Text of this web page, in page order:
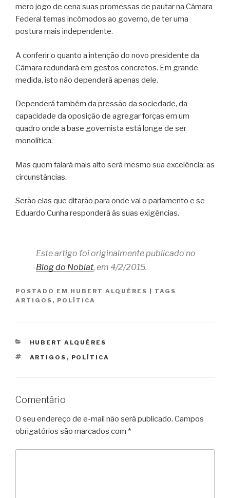
mero jogo de cena suas promessas de pautar na Câmara
Federal temas incômodos ao governo, de ter uma
postura mais independente.
A conferir o quanto a intenção do novo presidente da
Câmara redundará em gestos concretos. Em grande
medida, isto não dependerá apenas dele.
Dependerá também da pressão da sociedade, da
capacidade da oposição de agregar forças em um
quadro onde a base governista está longe de ser
monolítica.
Mas quem falará mais alto será mesmo sua excelência: as
circunstâncias.
Serão elas que ditarão para onde vai o parlamento e se
Eduardo Cunha responderá às suas exigências.
Este artigo foi originalmente publicado no
Blog do Noblat, em 4/2/2015.
POSTADO EM HUBERT ALQUÉRES | TAGS
ARTIGOS , POLÍTICA
CATEGORIAS
HUBERT ALQUÉRES
TAGS
ARTIGOS , POLÍTICA
Comentário
O seu endereço de e-mail não será publicado. Campos
obrigatórios são marcados com *